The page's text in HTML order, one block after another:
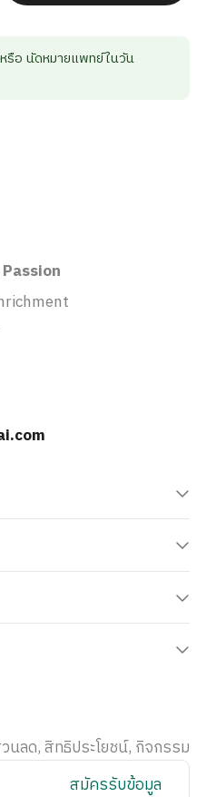
รือ นัดหมายแพทย์ในวัน
นลด, สิทธิประโยชน์, กิจกรรม
สมัครรับข้อมูล